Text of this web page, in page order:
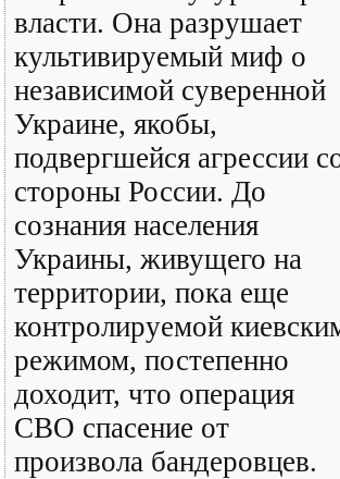
власти. Она разрушает
культивируемый миф о
независимой суверенной
Украине, якобы,
подвергшейся агрессии
стороны России. До
сознания населения
Украины, живущего на
территории, пока еще
контролируемой
режимом, постепенно
доходит, что операция
СВО спасение от
произвола бандеровцев.